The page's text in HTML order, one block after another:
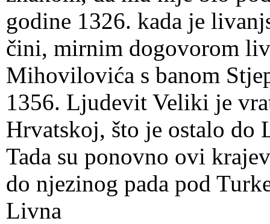
godine 1326. kada je
čini, mirnim dogovorom
Mihovilovića s banom
1356. Ljudevit Veliki je
Hrvatskoj, što je ostalo do
Tada su ponovno ovi
do njezinog pada pod
Livna